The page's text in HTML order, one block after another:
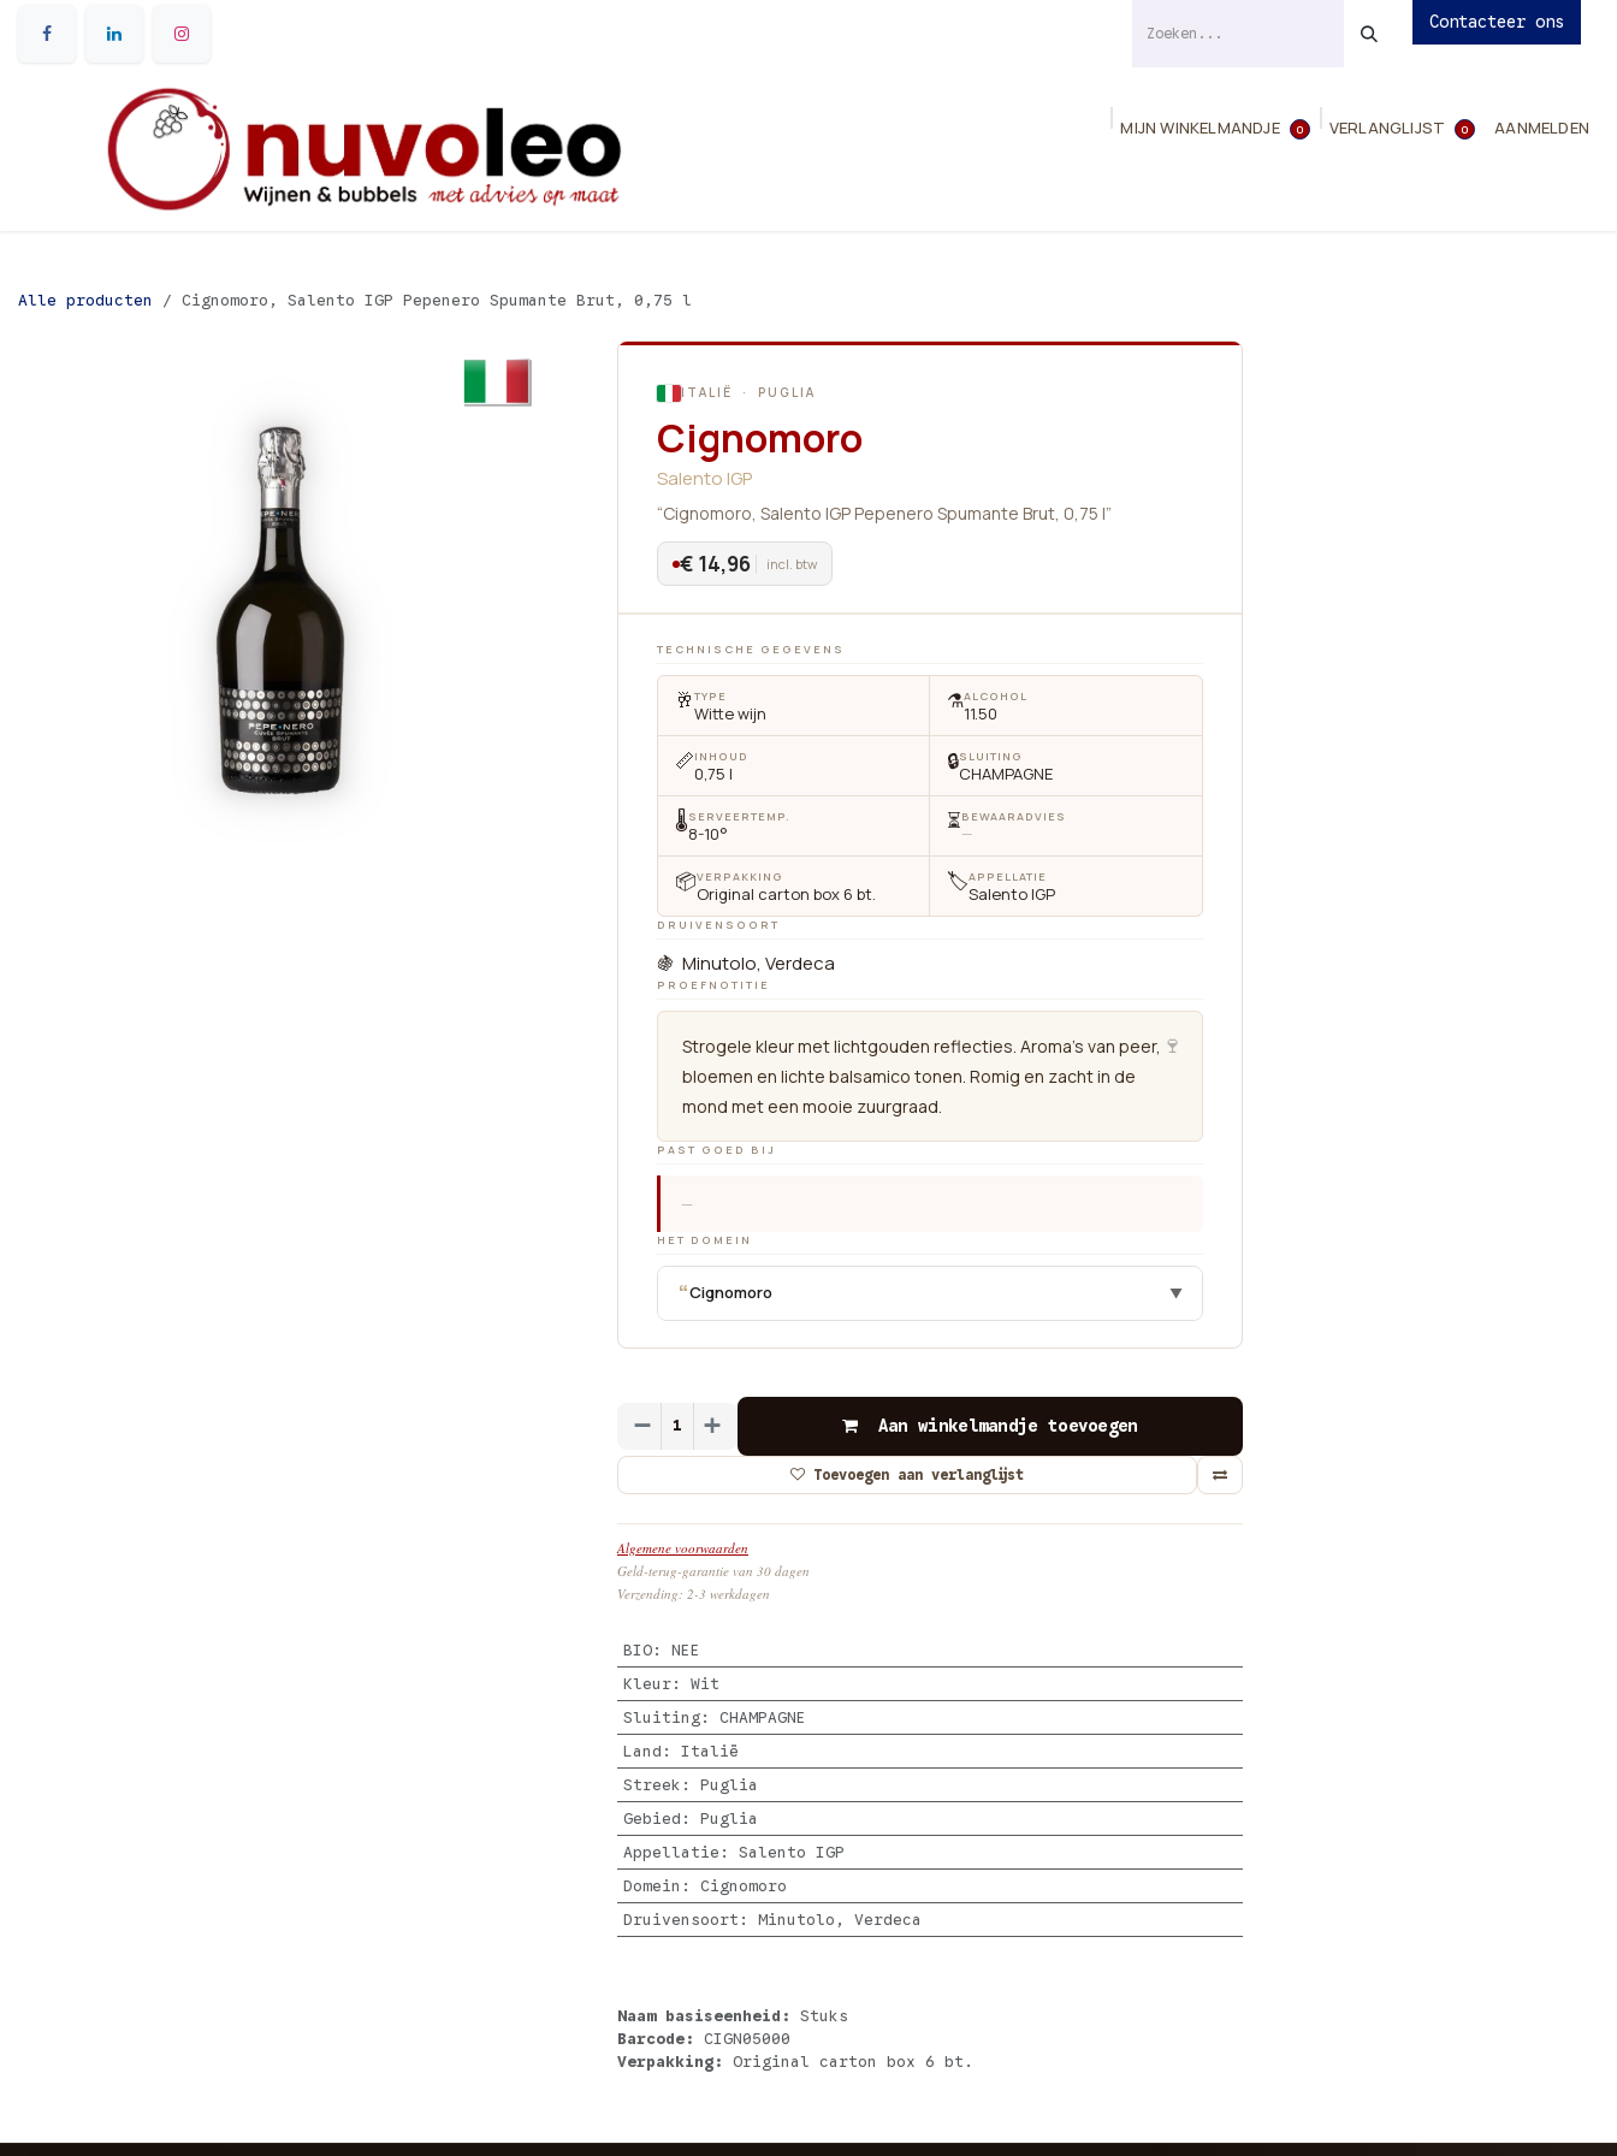
Contacteer ons
0
MIJN WINKELMANDJE 0
VERLANGLIJST
AANMELDEN
Alle producten Cignomoro, Salento IGP Pepenero Spumante Brut, 0,75 l
ITALIË · PUGLIA
Cignomoro
Salento IGP
“Cignomoro, Salento IGP Pepenero Spumante Brut, 0,75 l”
€ 14,96 incl. btw
TECHNISCHE GEGEVENS
🥂 TYPE
Witte wijn ⚗️ALCOHOL
11.50
📏INHOUD
0,75 l 🔒SLUITING
CHAMPAGNE
🌡SERVEERTEMP.
8-10° ⏳BEWAARADVIES
—
📦VERPAKKING
Original carton box 6 bt. 🏷APPELLATIE
Salento IGP
DRUIVENSOORT
🍇 Minutolo, Verdeca
PROEFNOTITIE
🍷
Strogele kleur met lichtgouden reflecties. Aroma's van peer,
bloemen en lichte balsamico tonen. Romig en zacht in de
mond met een mooie zuurgraad.
PAST GOED BIJ
—
HET DOMEIN
“Cignomoro ▼
Aan winkelmandje toevoegen
Toevoegen aan verlanglijst
Algemene voorwaarden
Geld-terug-garantie van 30 dagen
Verzending: 2-3 werkdagen
BIO: NEE
Kleur: Wit
Sluiting: CHAMPAGNE
Land : Italië
Streek : Puglia
Gebied : Puglia
Appellatie : Salento IGP
Domein : Cignomoro
Druivensoort : Minutolo, Verdeca
Naam basiseenheid: Stuks
Barcode: CIGN05000
Verpakking: Original carton box 6 bt.